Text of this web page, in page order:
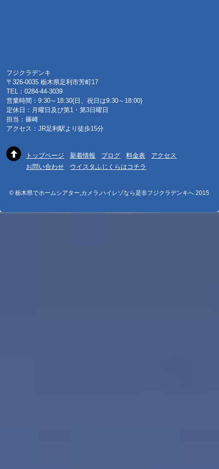
フジクラデンキ
〒326-0035 栃木県足利市芳町17
TEL：0284-44-3039
営業時間：9:30～18:30(日、祝日は9:30～18:00)
定休日：月曜日及び第1・第3日曜日
担当：篠崎
アクセス：JR足利駅より徒歩15分
トップページ 新着情報 ブログ 料金表
アクセス
お問い合わせ
ウイスタふじくらはコチラ
© 栃木県でホームシアター,カメラ,ハイレゾなら是非フジクラデンキへ 2015